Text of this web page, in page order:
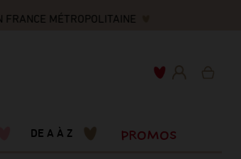
MÉTROPOLITAINE
DE A À Z PROMOS